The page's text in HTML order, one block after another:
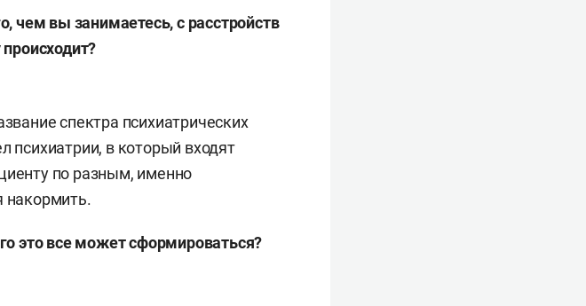
чем вы занимаетесь, с расстройств
спектра психиатрических
психиатрии, в который входят
по разным, именно
накормить.
это все может сформироваться?